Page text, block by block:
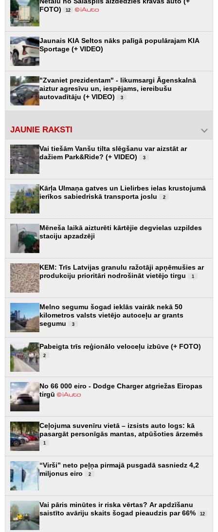
FOTO)
12
Jaunais KIA Seltos nāks palīgā populārajam KIA
Sportage (+ VIDEO)
"Zvaniet prezidentam" - likumsargi Āgenskalnā
aiztur agresīvu un, iespējams, iereibušu
autovadītāju (+ VIDEO)
3
JAUNIE RAKSTI
Vai tiešām Vanšu tilta slēgšanu var aizstāt ar
dažiem Park&Ride? (+ VIDEO)
3
Kārļa Ulmaņa gatves un Lielirbes ielas krustojumā
ierīkos sabiedriskā transporta joslu
2
Mēneša laikā aizturēti kārtējie degvielas uzpildes
staciju apzadzēji
KEM: Trīs Latvijas granulu ražotāji apņēmušies ar
produkciju prioritāri nodrošināt vietējo tirgu
1
Melno segumu šogad ieklās vairāk nekā 50
kilometros valsts vietējo autoceļu ar grants
segumu
3
Pabeigta trīs reģionālo veloceļu izbūve (+ FOTO)
2
No 66 000 eiro - Dodge Charger atgriežas Eiropas
tirgū
Ceļojuma suvenīru vietā – izsists auto logs: kā
pasargāt personīgās mantas, atpūšoties ārzemēs
1
“Virši” neto peļņa pirmajā pusgadā sasniedz 4,2
miljonus eiro
2
Vai pāris minūtes ir riska vērtas? Ar apdzīšanu
saistīto avāriju skaits šogad pieaudzis par 66%
12